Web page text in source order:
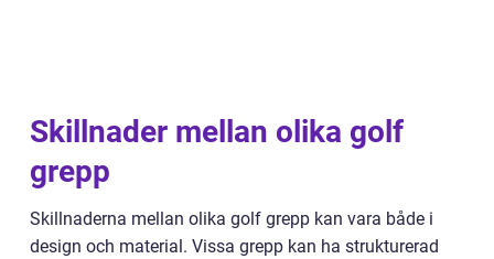
Skillnader mellan olika golf
grepp
Skillnaderna mellan olika golf grepp kan vara både i
design och material. Vissa grepp kan ha strukturerad